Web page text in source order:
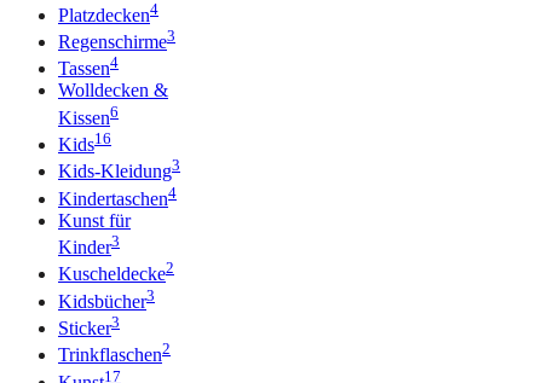
Platzdecken4
Regenschirme3
Tassen4
Wolldecken &
Kissen6
Kids16
Kids-Kleidung3
Kindertaschen4
Kunst für
Kinder3
Kuscheldecke2
Kidsbücher3
Sticker3
Trinkflaschen2
17